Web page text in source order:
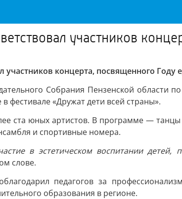
участников
концерта, посвященного Году
Собрания Пензенской области
фестивале «Дружат дети всей страны».
ста юных артистов. В программе —
и спортивные номера.
в эстетическом воспитании детей,
слове.
педагогов за
образования в регионе.